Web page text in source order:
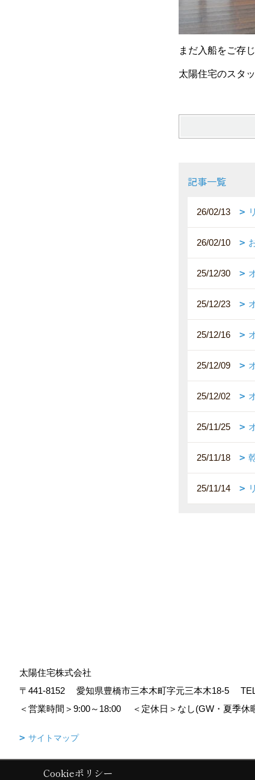
まだ入船をご存
太陽住宅のスタ
記事一覧
26/02/13
26/02/10
25/12/30
25/12/23
25/12/16
25/12/09
25/12/02
25/11/25
25/11/18
25/11/14
太陽住宅株式会社
〒441-8152
愛知県豊橋市三本木町字元三本木18-5
＜営業時間＞9:00～18:00
＜定休日＞なし(GW・夏季休
サイトマップ
Copyright (c) Taiyoujyutaku. All Rights Reserved.
Cookieポリシー